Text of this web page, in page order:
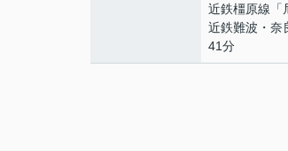
近鉄橿原線 「
近鉄難波・奈
41分